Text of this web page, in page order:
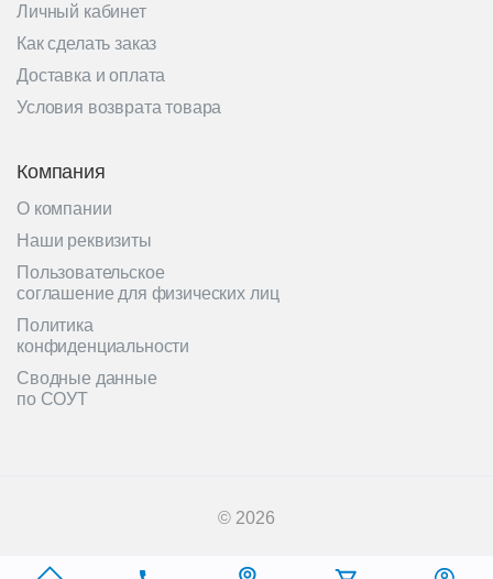
Личный кабинет
Как сделать заказ
Доставка и оплата
Условия возврата товара
Компания
О компании
Наши реквизиты
Пользовательское
соглашение для физических лиц
Политика
конфиденциальности
Сводные данные
по СОУТ
© 2026